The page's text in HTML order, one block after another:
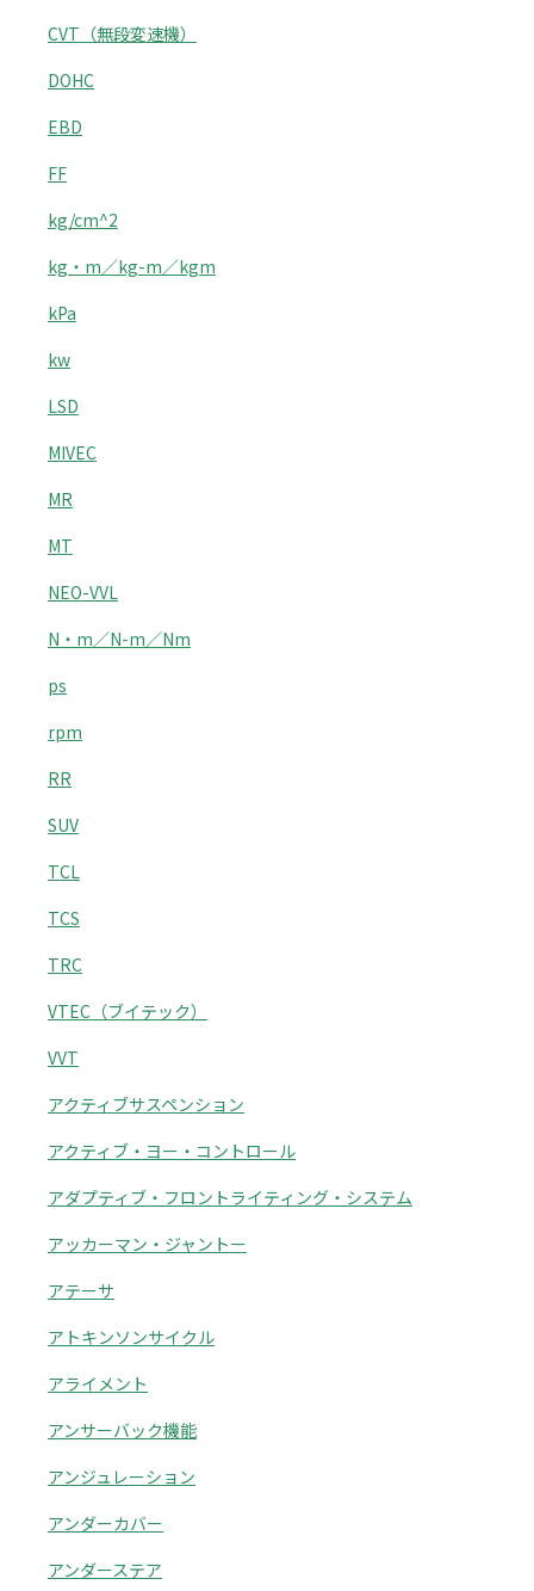
CVT（無段変速機）
DOHC
EBD
FF
kg/cm^2
kg・m／kg-m／kgm
kPa
kw
LSD
MIVEC
MR
MT
NEO-VVL
N・m／N-m／Nm
ps
rpm
RR
SUV
TCL
TCS
TRC
VTEC（ブイテック）
VVT
アクティブサスペンション
アクティブ・ヨー・コントロール
アダプティブ・フロントライティング・システム
アッカーマン・ジャントー
アテーサ
アトキンソンサイクル
アライメント
アンサーバック機能
アンジュレーション
アンダーカバー
アンダーステア